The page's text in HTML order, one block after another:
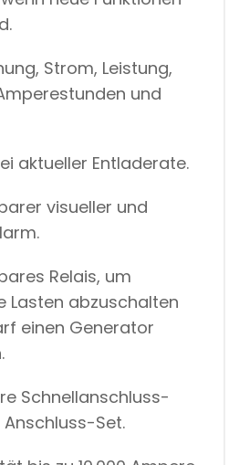
Strom, Leistung,
und
aktueller Entladerate.
visueller und
Relais, um
Lasten abzuschalten
einen Generator
Schnellanschluss-
Set.